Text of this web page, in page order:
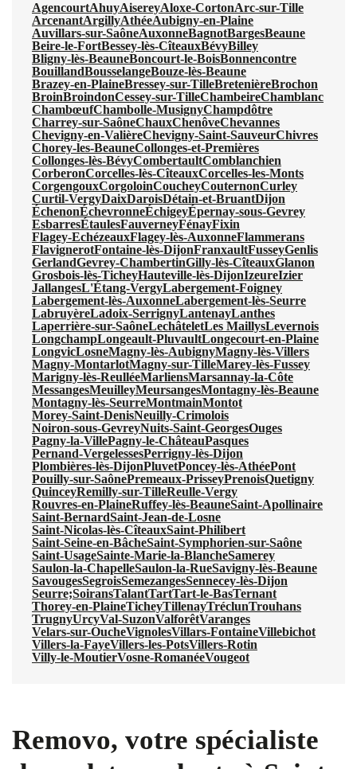
AgencourtAhuyAisereyAloxe-CortonArc-sur-Tille
ArcenantArgillyAthéeAubigny-en-Plaine
Auvillars-sur-SaôneAuxonneBagnotBargesBeaune
Beire-le-FortBessey-lès-CîteauxBévyBilley
Bligny-lès-BeauneBoncourt-le-BoisBonnencontre
BouillandBousselangeBouze-lès-Beaune
Brazey-en-PlaineBressey-sur-TilleBretenièreBrochon
BroinBroindonCessey-sur-TilleChambeireChamblanc
ChambœufChambolle-MusignyChampdôtre
Charrey-sur-SaôneChauxChenôveChevannes
Chevigny-en-ValièreChevigny-Saint-SauveurChivres
Chorey-les-BeauneCollonges-et-Premières
Collonges-lès-BévyCombertaultComblanchien
CorberonCorcelles-lès-CîteauxCorcelles-les-Monts
CorgengouxCorgoloinCoucheyCouternonCurley
Curtil-VergyDaixDaroisDétain-et-BruantDijon
ÉchenonÉchevronneÉchigeyÉpernay-sous-Gevrey
EsbarresÉtaulesFauverneyFénayFixin
Flagey-EchézeauxFlagey-lès-AuxonneFlammerans
FlavignerotFontaine-lès-DijonFranxaultFusseyGenlis
GerlandGevrey-ChambertinGilly-lès-CîteauxGlanon
Grosbois-lès-TicheyHauteville-lès-DijonIzeureIzier
JallangesL'Étang-VergyLabergement-Foigney
Labergement-lès-AuxonneLabergement-lès-Seurre
LabruyèreLadoix-SerrignyLantenayLanthes
Laperrière-sur-SaôneLechâteletLes MaillysLevernois
LongchampLongeault-PluvaultLongecourt-en-Plaine
LongvicLosneMagny-lès-AubignyMagny-lès-Villers
Magny-MontarlotMagny-sur-TilleMarey-lès-Fussey
Marigny-lès-ReulléeMarliensMarsannay-la-Côte
MessangesMeuilleyMeursangesMontagny-lès-Beaune
Montagny-lès-SeurreMontmainMontot
Morey-Saint-DenisNeuilly-Crimolois
Noiron-sous-GevreyNuits-Saint-GeorgesOuges
Pagny-la-VillePagny-le-ChâteauPasques
Pernand-VergelessesPerrigny-lès-Dijon
Plombières-lès-DijonPluvetPoncey-lès-AthéePont
Pouilly-sur-SaônePremeaux-PrisseyPrenoisQuetigny
QuinceyRemilly-sur-TilleReulle-Vergy
Rouvres-en-PlaineRuffey-lès-BeauneSaint-Apollinaire
Saint-BernardSaint-Jean-de-Losne
Saint-Nicolas-lès-CîteauxSaint-Philibert
Saint-Seine-en-BâcheSaint-Symphorien-sur-Saône
Saint-UsageSainte-Marie-la-BlancheSamerey
Saulon-la-ChapelleSaulon-la-RueSavigny-lès-Beaune
SavougesSegroisSemezangesSennecey-lès-Dijon
Seurre;SoiransTalantTartTart-le-BasTernant
Thorey-en-PlaineTicheyTillenayTréclunTrouhans
TrugnyUrcyVal-SuzonValforêtVaranges
Velars-sur-OucheVignolesVillars-FontaineVillebichot
Villers-la-FayeVillers-les-PotsVillers-Rotin
Villy-le-MoutierVosne-RomanéeVougeot
Removo, votre spécialiste